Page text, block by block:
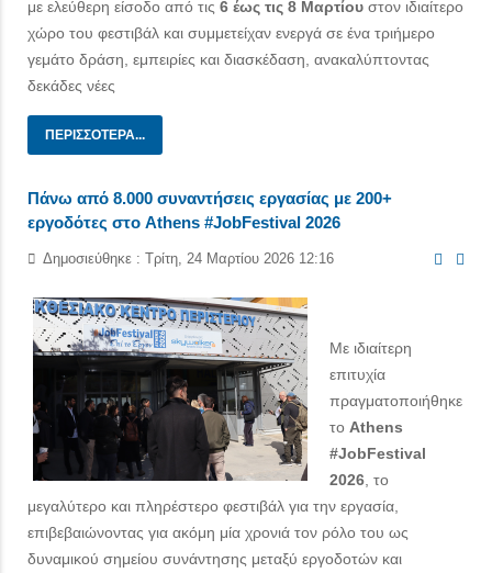
με ελεύθερη είσοδο από τις 6 έως τις 8 Μαρτίου στον ιδιαίτερο
χώρο του φεστιβάλ και συμμετείχαν ενεργά σε ένα τριήμερο
γεμάτο δράση, εμπειρίες και διασκέδαση, ανακαλύπτοντας
δεκάδες νέες
ΠΕΡΙΣΣΌΤΕΡΑ...
Πάνω από 8.000 συναντήσεις εργασίας με 200+
εργοδότες στο Athens #JobFestival 2026
Δημοσιεύθηκε : Τρίτη, 24 Μαρτίου 2026 12:16
Με ιδιαίτερη
επιτυχία
πραγματοποιήθηκε
το Athens
#JobFestival
2026, το
μεγαλύτερο και πληρέστερο φεστιβάλ για την εργασία,
επιβεβαιώνοντας για ακόμη μία χρονιά τον ρόλο του ως
δυναμικού σημείου συνάντησης μεταξύ εργοδοτών και